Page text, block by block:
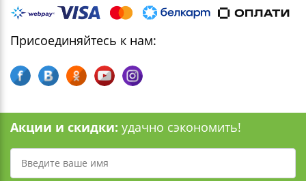
Присоединяйтесь к нам:
Акции и скидки: удачно сэкономить!